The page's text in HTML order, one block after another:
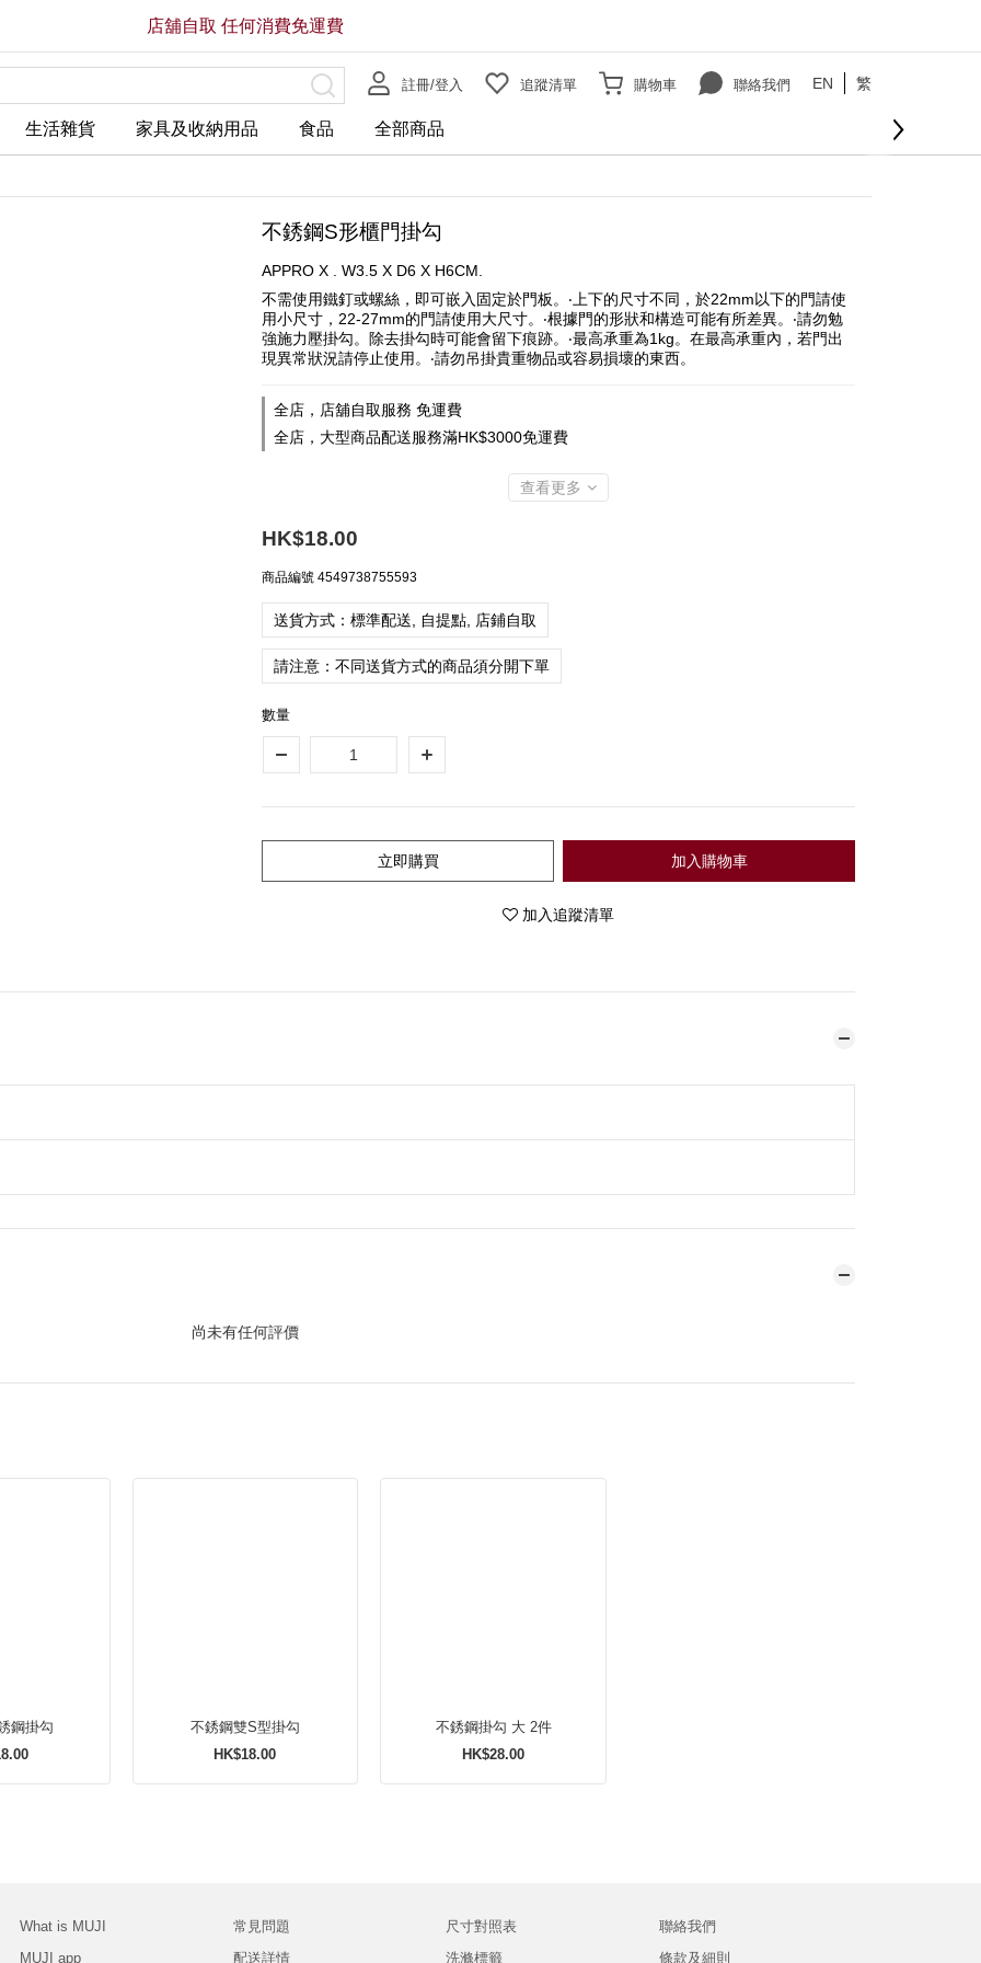
註冊/登入 追蹤清單 購物車 聯絡我們 EN 繁
生活雜貨 家具及收納用品 食品 全部商品
店舖自取 任何消費免運費
不銹鋼S形櫃門掛勾
APPRO X . W3.5 X D6 X H6CM.
不需使用鐵釘或螺絲，即可嵌入固定於門板。‧上下的尺寸不同，於22mm以下的門請使
用小尺寸，22-27mm的門請使用大尺寸。‧根據門的形狀和構造可能有所差異。‧請勿勉
強施力壓掛勾。除去掛勾時可能會留下痕跡。‧最高承重為1kg。在最高承重內，若門出
現異常狀況請停止使用。‧請勿吊掛貴重物品或容易損壞的東西。
全店，店舖自取服務 免運費
全店，大型商品配送服務滿HK$3000免運費
查看更多
HK$18.00
商品編號 4549738755593
送貨方式：標準配送, 自提點, 店鋪自取
請注意：不同送貨方式的商品須分開下單
數量
加入購物車
立即購買
加入追蹤清單
尚未有任何評價
鋼掛勾
不銹鋼雙S型掛勾
HK$18.00
不銹鋼掛勾 大 2件
HK$28.00
What is MUJI
MUJI app
常見問題
配送詳情
尺寸對照表
洗滌標籤
聯絡我們
條款及細則